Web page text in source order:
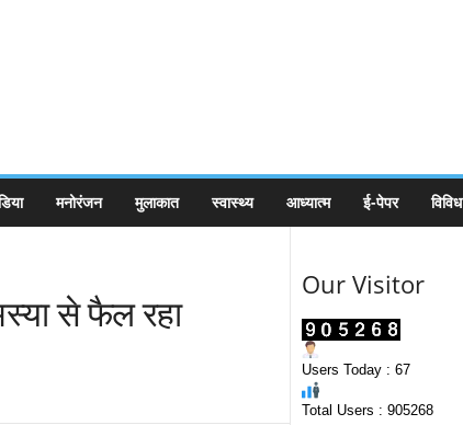
मनोरंजन मुलाकात स्वास्थ्य आध्यात्म ई-पेपर विविध
से फैल रहा
Our Visitor
Users Today : 67
Total Users : 905268